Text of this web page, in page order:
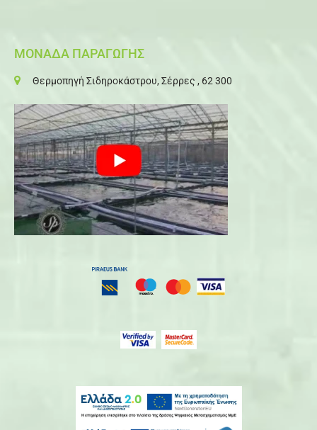
ΜΟΝΑΔΑ ΠΑΡΑΓΩΓΗΣ
Θερμοπηγή Σιδηροκάστρου, Σέρρες , 62 300